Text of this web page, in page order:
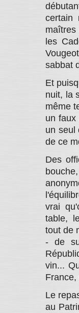
certain
maîtres
les
sabbat
Et
nuit, la
même
un faux
un seul
de ce
Des
vrai
table,
tout de
- de
vin...
Le
au